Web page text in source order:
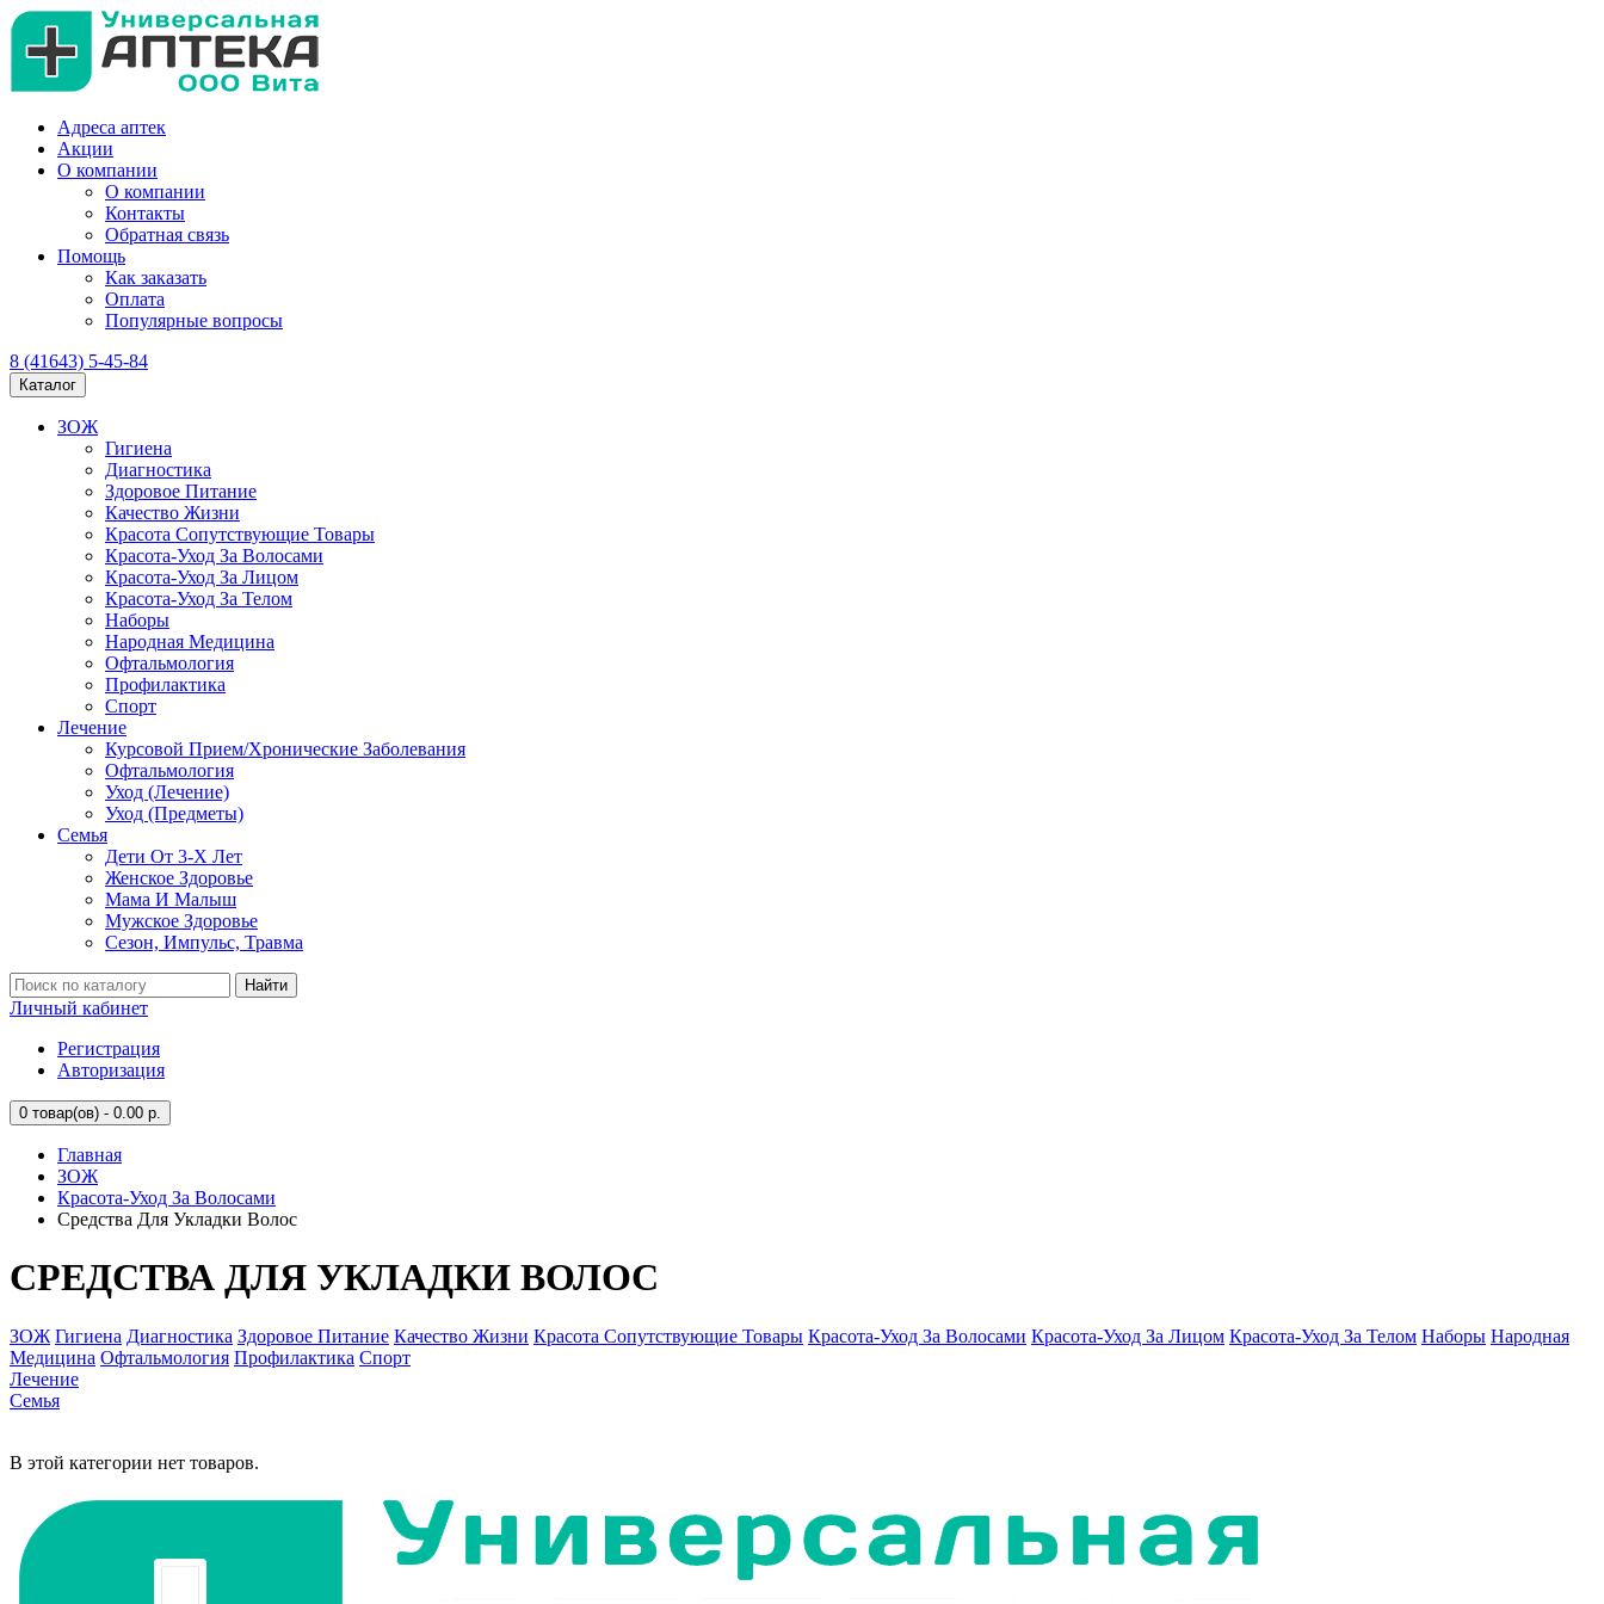
Адреса аптек
Акции
О компании
О компании
Контакты
Обратная связь
Помощь
Как заказать
Оплата
Популярные вопросы
8 (41643) 5-45-84
Каталог
ЗОЖ
Гигиена
Диагностика
Здоровое Питание
Качество Жизни
Красота Сопутствующие Товары
Красота-Уход За Волосами
Красота-Уход За Лицом
Красота-Уход За Телом
Наборы
Народная Медицина
Офтальмология
Профилактика
Спорт
Лечение
Курсовой Прием/Хронические Заболевания
Офтальмология
Уход (Лечение)
Уход (Предметы)
Семья
Дети От 3-Х Лет
Женское Здоровье
Мама И Малыш
Мужское Здоровье
Сезон, Импульс, Травма
Найти
Личный кабинет
Регистрация
Авторизация
0 товар(ов) - 0.00 р.
Главная
ЗОЖ
Красота-Уход За Волосами
Средства Для Укладки Волос
СРЕДСТВА ДЛЯ УКЛАДКИ ВОЛОС
ЗОЖ Гигиена Диагностика Здоровое Питание Качество Жизни Красота Сопутствующие Товары Красота-Уход За Волосами Красота-Уход За Лицом Красота-Уход За Телом Наборы Народная
Медицина Офтальмология Профилактика Спорт
Лечение
Семья
В этой категории нет товаров.